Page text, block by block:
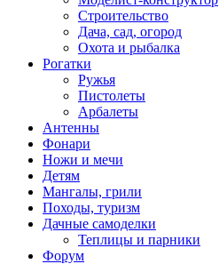
Строительство
Дача, сад, огород
Охота и рыбалка
Рогатки
Ружья
Пистолеты
Арбалеты
Антенны
Фонари
Ножи и мечи
Детям
Мангалы, грили
Походы, туризм
Дачные самоделки
Теплицы и парники
Форум